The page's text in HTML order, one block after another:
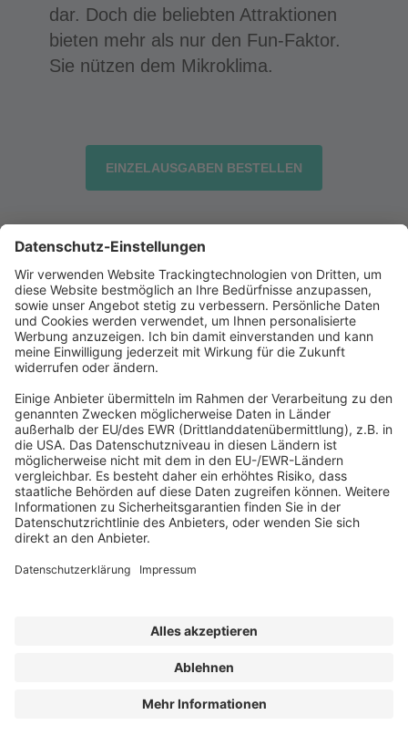
dar. Doch die beliebten Attraktionen
bieten mehr als nur den Fun-Faktor.
Sie nützen dem Mikroklima.
EINZELAUSGABEN BESTELLEN
Abonnement anfordern|Abo kündigen
Werben bei uns
Bildrechte|Datenschutz